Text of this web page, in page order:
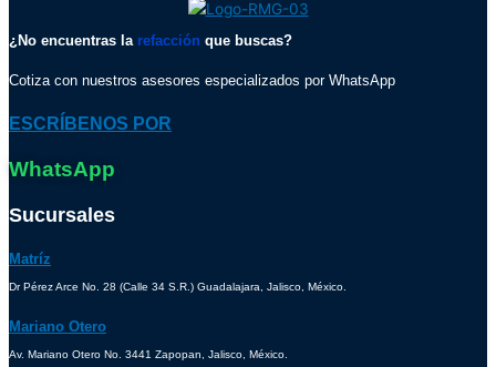
¿No encuentras la refacción que buscas?
Cotiza con nuestros asesores especializados por WhatsApp
ESCRÍBENOS POR
WhatsApp
Sucursales
Matríz
Dr Pérez Arce No. 28 (Calle 34 S.R.) Guadalajara, Jalisco, México.
Mariano Otero
Av. Mariano Otero No. 3441 Zapopan, Jalisco, México.